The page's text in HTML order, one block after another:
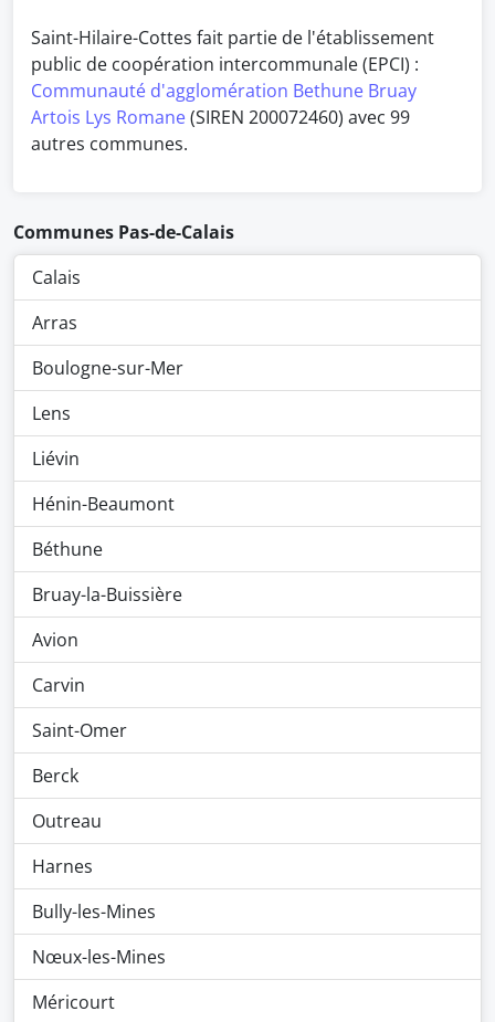
Saint-Hilaire-Cottes fait partie de l'établissement
public de coopération intercommunale (EPCI) :
Communauté d'agglomération Bethune Bruay
Artois Lys Romane(SIREN 200072460) avec 99
autres communes.
Communes Pas-de-Calais
Calais
Arras
Boulogne-sur-Mer
Lens
Liévin
Hénin-Beaumont
Béthune
Bruay-la-Buissière
Avion
Carvin
Saint-Omer
Berck
Outreau
Harnes
Bully-les-Mines
Nœux-les-Mines
Méricourt